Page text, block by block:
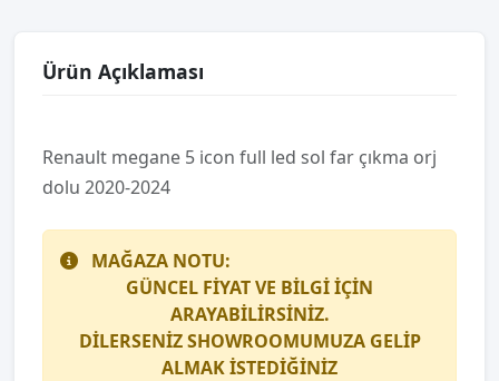
Ürün Açıklaması
Renault megane 5 i̇con full led sol far çıkma orj
dolu 2020-2024
MAĞAZA NOTU:
GÜNCEL FİYAT VE BİLGİ İÇİN
ARAYABİLİRSİNİZ.
DİLERSENİZ SHOWROOMUMUZA GELİP
ALMAK İSTEDİĞİNİZ